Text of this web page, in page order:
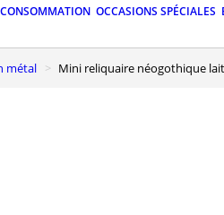
OCCASIONS SPÉCIALES
métal Mini reliquaire néogothique